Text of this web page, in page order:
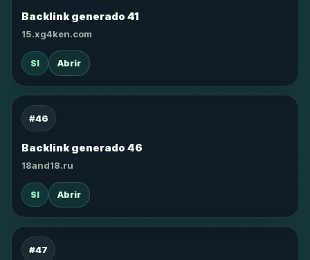
Backlink generado 41
15.xg4ken.com
SI Abrir
#46
Backlink generado 46
18and18.ru
SI Abrir
#47